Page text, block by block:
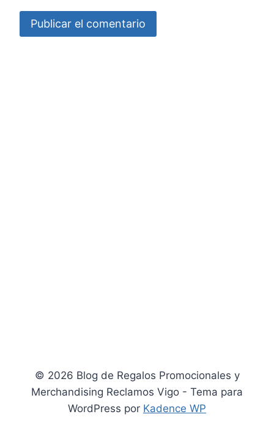
© 2026 Blog de Regalos Promocionales y
Merchandising Reclamos Vigo - Tema para
WordPress por Kadence WP